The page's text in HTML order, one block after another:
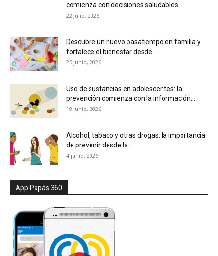
comienza con decisiones saludables
22 julio, 2026
Descubre un nuevo pasatiempo en familia y
fortalece el bienestar desde...
25 junio, 2026
Uso de sustancias en adolescentes: la
prevención comienza con la información...
18 junio, 2026
Alcohol, tabaco y otras drogas: la importancia
de prevenir desde la...
4 junio, 2026
App Papás 360